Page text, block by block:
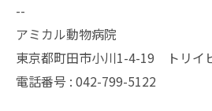
--
アミカル動物病院
東京都町田市小川1-4-19 トリイ
電話番号 : 042-799-5122